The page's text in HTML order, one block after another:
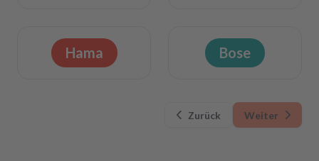
Hama Bose
Zurück Weiter